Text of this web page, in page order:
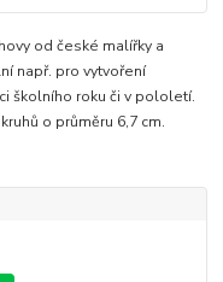
od české malířky a
např. pro vytvoření
školního roku či v pololetí.
o průměru 6,7 cm.